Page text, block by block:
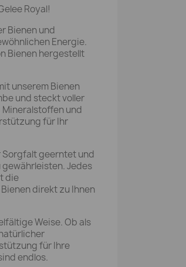
Royal!
Bienen und
Energie.
Bienen hergestellt
unserem Bienen
und steckt voller
und
für Ihr
Sorgfalt geerntet und
Jedes
die
direkt zu Ihnen
Weise. Ob als
für Ihre
endlos.